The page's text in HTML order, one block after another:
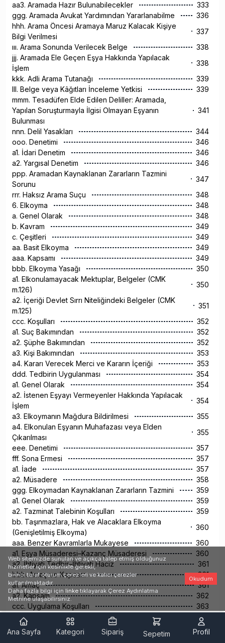
aa3. Aramada Hazır Bulunabilecekler
333
ggg. Aramada Avukat Yardımından Yararlanabilme
336
hhh. Arama Öncesi Aramaya Maruz Kalacak Kişiye
Bilgi Verilmesi
337
ııı. Arama Sonunda Verilecek Belge
338
jjj. Aramada Ele Geçen Eşya Hakkında Yapılacak
İşlem
338
kkk. Adli Arama Tutanağı
339
lll. Belge veya Kâğıtları İnceleme Yetkisi
339
mmm. Tesadüfen Elde Edilen Deliller: Aramada,
Yapılan Soruşturmayla İlgisi Olmayan Eşyanın
Bulunması
341
nnn. Delil Yasakları
344
ooo. Denetimi
346
a1. İdari Denetim
346
a2. Yargısal Denetim
346
ppp. Aramadan Kaynaklanan Zararların Tazmini
Sorunu
347
rrr. Haksız Arama Suçu
348
6. Elkoyma
348
a. Genel Olarak
348
b. Kavram
349
c. Çeşitleri
349
aa. Basit Elkoyma
349
aaa. Kapsamı
349
bbb. Elkoyma Yasağı
350
a1. Elkonulamayacak Mektuplar, Belgeler (CMK
m.126)
350
a2. İçeriği Devlet Sırrı Niteliğindeki Belgeler (CMK
m.125)
351
ccc. Koşulları
352
a1. Suç Bakımından
352
a2. Şüphe Bakımından
352
a3. Kişi Bakımından
353
a4. Kararı Verecek Merci ve Kararın İçeriği
353
ddd. Tedbirin Uygulanması
354
a1. Genel Olarak
354
a2. İstenen Eşyayı Vermeyenler Hakkında Yapılacak
İşlem
354
a3. Elkoymanın Mağdura Bildirilmesi
355
a4. Elkonulan Eşyanın Muhafazası veya Elden
Çıkarılması
355
eee. Denetimi
357
fff. Sona Ermesi
357
a1. İade
357
a2. Müsadere
358
ggg. Elkoymadan Kaynaklanan Zararların Tazmini
359
a1. Genel Olarak
359
a2. Tazminat Talebinin Koşulları
359
bb. Taşınmazlara, Hak ve Alacaklara Elkoyma
(Genişletilmiş Elkoyma)
360
aaa. Benzer Kavramlarla Mukayese
360
a1. Eşya Müsaderesi–Kazanç Müsaderesi
360
a2. İhtiyati Tedbir–İhtiyati Haciz
361
bbb. Amaç ve Kapsam
361
a1. Amaç
361
a2. Kapsam
362
ccc. Uygulama Koşulları
363
a1. Suç Bakımından
363
a2. Şüphe Bakımından
363
a3. Kişi Bakımından
Ana Sayfa Kategori Sipariş Sepetim Profil
Web sitemizde sunulan ve açıkça talep etmiş olduğunuz
hizmetler için kesinlikle gerekli,
birinci taraf oturum çerezleri ve kalıcı çerezler
kullanılmaktadır.
Daha fazla bilgi için linke tıklayarak Çerez Aydınlatma
Metnine ulaşabilirsiniz.
Okudum